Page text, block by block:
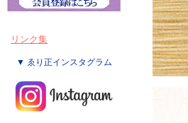
リンク集
▼ ゑり正インスタグラム